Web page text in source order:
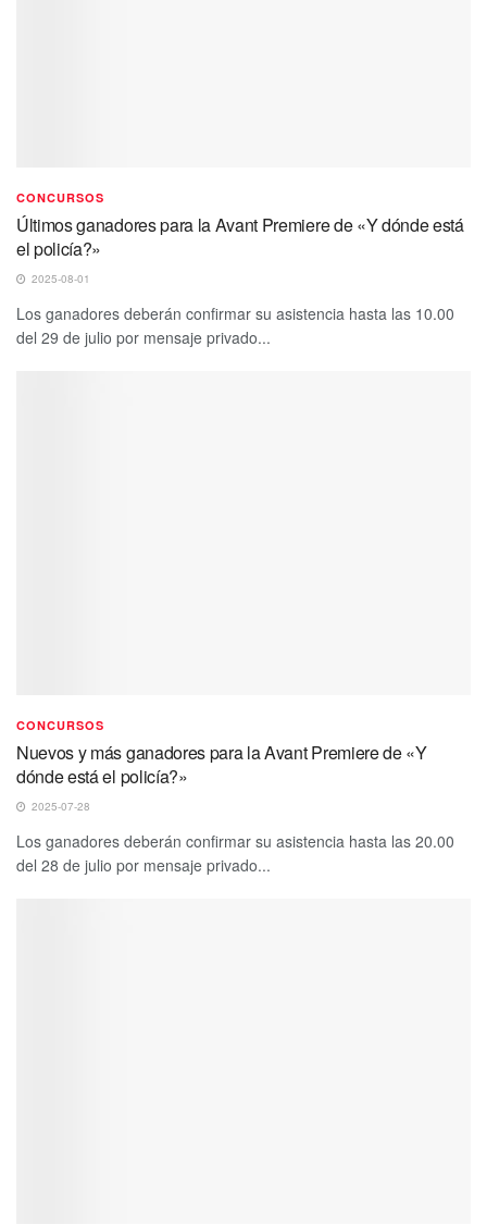
CONCURSOS
Últimos ganadores para la Avant Premiere de «Y dónde está
el policía?»
2025-08-01
Los ganadores deberán confirmar su asistencia hasta las 10.00
del 29 de julio por mensaje privado...
CONCURSOS
Nuevos y más ganadores para la Avant Premiere de «Y
dónde está el policía?»
2025-07-28
Los ganadores deberán confirmar su asistencia hasta las 20.00
del 28 de julio por mensaje privado...